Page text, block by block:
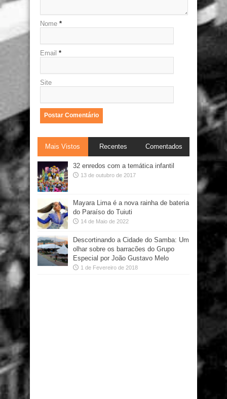
Nome *
Email *
Site
Mais Vistos Recentes Comentados
32 enredos com a temática infantil
13 de outubro de 2017
Mayara Lima é a nova rainha de bateria
do Paraíso do Tuiuti
14 de Maio de 2022
Descortinando a Cidade do Samba: Um
olhar sobre os barracões do Grupo
Especial por João Gustavo Melo
1 de Fevereiro de 2018